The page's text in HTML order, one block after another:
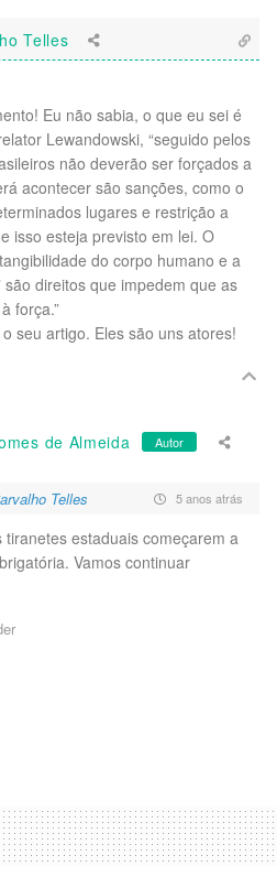
Telles
Eu não sabia, o que eu sei é
Lewandowski, “seguido pelos
não deverão ser forçados a
acontecer são sanções, como o
lugares e restrição a
isso esteja previsto em lei. O
do corpo humano e a
direitos que impedem que as
força.”
seu artigo. Eles são uns atores!
de Almeida Autor
Telles 5 anos atrás
estaduais começarem a
Vamos continuar